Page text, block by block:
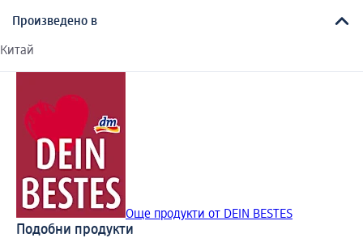
Произведено в
Китай
Още продукти от DEIN BESTES
Подобни продукти